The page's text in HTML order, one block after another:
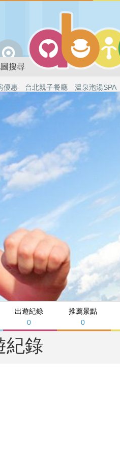
搜尋
優惠 台北親子餐廳 溫泉泡湯SPA
出遊紀錄
0
推薦景點
0
紀錄